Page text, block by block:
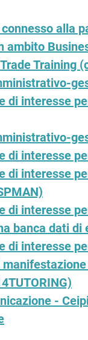
alla
ambito
Training
di interesse
di interesse
di interesse
di interesse
banca dati di
di interesse
-